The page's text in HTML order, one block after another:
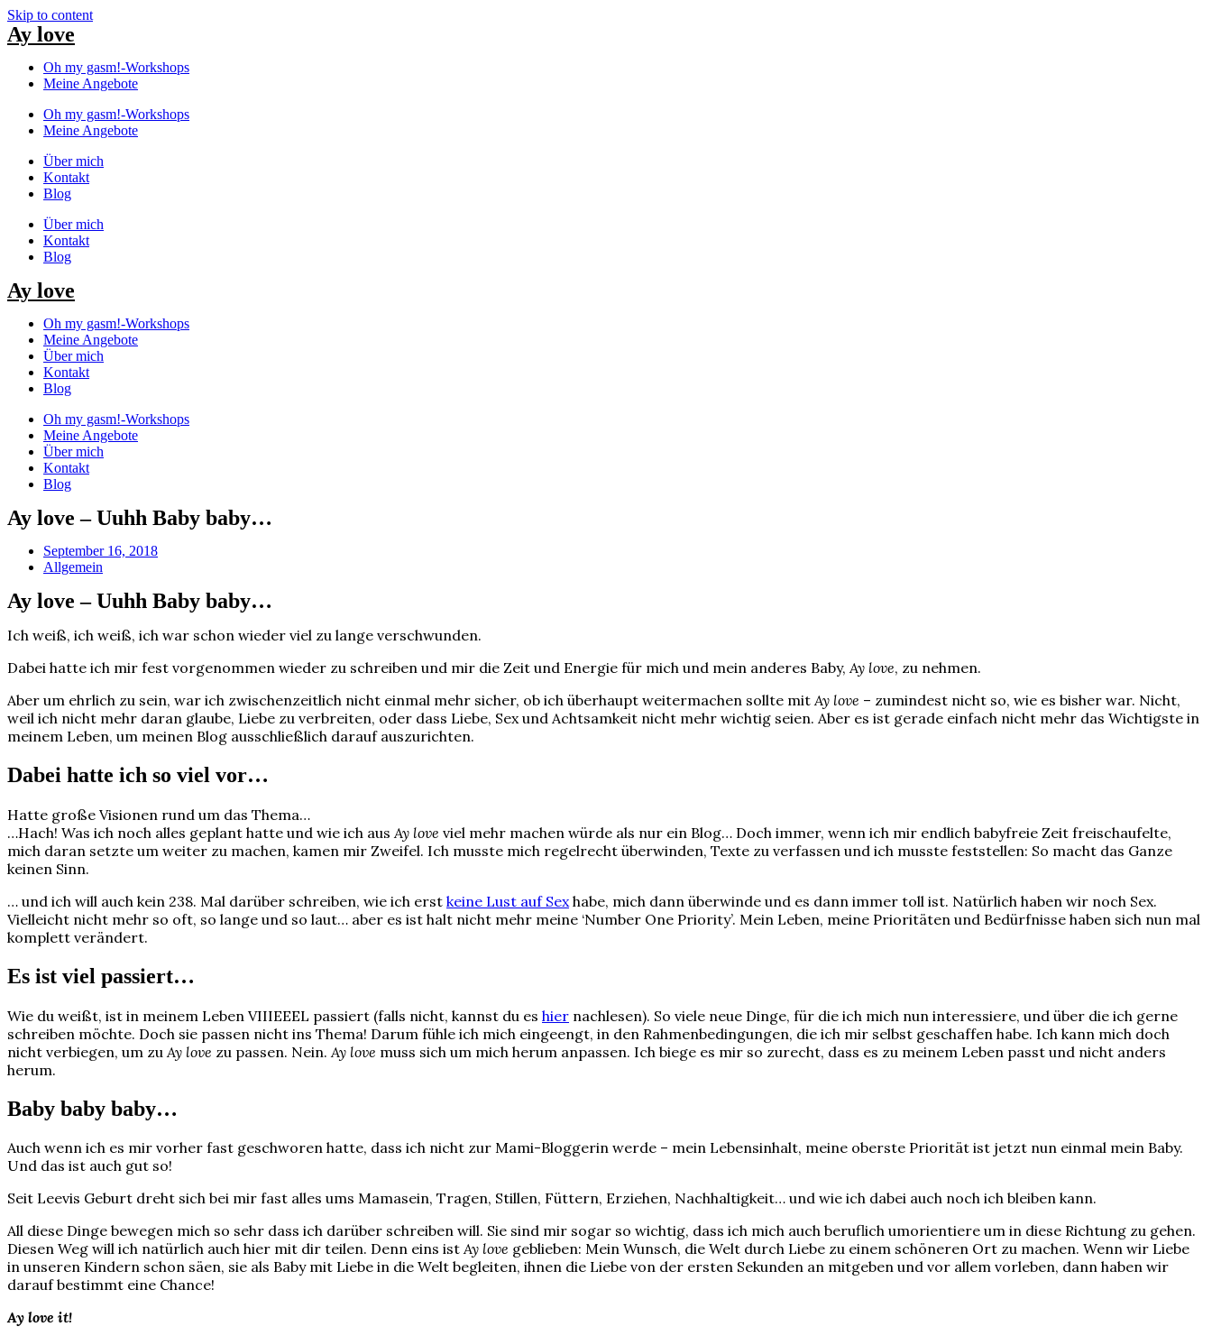
Skip to content
Ay love
Oh my gasm!-Workshops
Meine Angebote
Oh my gasm!-Workshops
Meine Angebote
Über mich
Kontakt
Blog
Über mich
Kontakt
Blog
Ay love
Oh my gasm!-Workshops
Meine Angebote
Über mich
Kontakt
Blog
Oh my gasm!-Workshops
Meine Angebote
Über mich
Kontakt
Blog
Ay love – Uuhh Baby baby…
September 16, 2018
Allgemein
Ay love – Uuhh Baby baby…
Ich weiß, ich weiß, ich war schon wieder viel zu lange verschwunden.
Dabei hatte ich mir fest vorgenommen wieder zu schreiben und mir die Zeit und Energie für mich und mein anderes Baby,Ay love, zu nehmen.
Aber um ehrlich zu sein, war ich zwischenzeitlich nicht einmal mehr sicher, ob ich überhaupt weitermachen sollte mitAy love – zumindest nicht so, wie es bisher war. Nicht,
weil ich nicht mehr daran glaube, Liebe zu verbreiten, oder dass Liebe, Sex und Achtsamkeit nicht mehr wichtig seien. Aber es ist gerade einfach nicht mehr das Wichtigste in
meinem Leben, um meinen Blog ausschließlich darauf auszurichten.
Dabei hatte ich so viel vor…
Hatte große Visionen rund um das Thema…
…Hach! Was ich noch alles geplant hatte und wie ich aus Ay love viel mehr machen würde als nur ein Blog… Doch immer, wenn ich mir endlich babyfreie Zeit freischaufelte,
mich daran setzte um weiter zu machen, kamen mir Zweifel. Ich musste mich regelrecht überwinden, Texte zu verfassen und ich musste feststellen: So macht das Ganze
keinen Sinn.
… und ich will auch kein 238. Mal darüber schreiben, wie ich erst keine Lust auf Sex habe, mich dann überwinde und es dann immer toll ist. Natürlich haben wir noch Sex.
Vielleicht nicht mehr so oft, so lange und so laut… aber es ist halt nicht mehr meine ‘Number One Priority’. Mein Leben, meine Prioritäten und Bedürfnisse haben sich nun mal
komplett verändert.
Es ist viel passiert…
Wie du weißt, ist in meinem Leben VIIIEEEL passiert (falls nicht, kannst du es hier nachlesen). So viele neue Dinge, für die ich mich nun interessiere, und über die ich gerne
schreiben möchte. Doch sie passen nicht ins Thema! Darum fühle ich mich eingeengt, in den Rahmenbedingungen, die ich mir selbst geschaffen habe. Ich kann mich doch
nicht verbiegen, um zu Ay love zu passen. Nein. Ay love muss sich um mich herum anpassen. Ich biege es mir so zurecht, dass es zu meinem Leben passt und nicht anders
herum.
Baby baby baby…
Auch wenn ich es mir vorher fast geschworen hatte, dass ich nicht zur Mami-Bloggerin werde – mein Lebensinhalt, meine oberste Priorität ist jetzt nun einmal mein Baby.
Und das ist auch gut so!
Seit Leevis Geburt dreht sich bei mir fast alles ums Mamasein, Tragen, Stillen, Füttern, Erziehen, Nachhaltigkeit… und wie ich dabei auch noch ich bleiben kann.
All diese Dinge bewegen mich so sehr dass ich darüber schreiben will. Sie sind mir sogar so wichtig, dass ich mich auch beruflich umorientiere um in diese Richtung zu gehen.
Diesen Weg will ich natürlich auch hier mit dir teilen. Denn eins istAy love geblieben: Mein Wunsch, die Welt durch Liebe zu einem schöneren Ort zu machen. Wenn wir Liebe
in unseren Kindern schon säen, sie als Baby mit Liebe in die Welt begleiten, ihnen die Liebe von der ersten Sekunden an mitgeben und vor allem vorleben, dann haben wir
darauf bestimmt eine Chance!
Ay love it!